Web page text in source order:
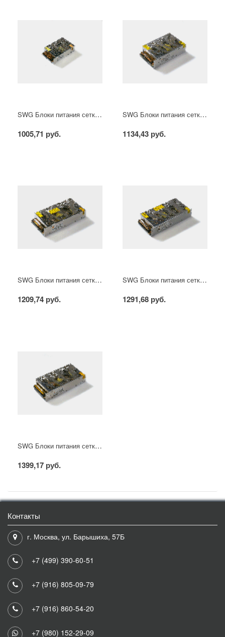
SWG Блоки питания сетка, 100 W, 12V, S-100-12
1005,71 руб.
SWG Блоки питания сетка, 100 W, 24V, S-100-24
1134,43 руб.
SWG Блоки питания сетка, 150 W, 12V, S-150-12
1209,74 руб.
SWG Блоки питания сетка, 150 W, 24V, S-150-24
1291,68 руб.
SWG Блоки питания сетка, 200 W, 12V, S-200-12
1399,17 руб.
Контакты
г. Москва, ул. Барышиха, 57Б
+7 (499) 390-60-51
+7 (916) 805-09-79
+7 (916) 860-54-20
+7 (980) 152-29-09